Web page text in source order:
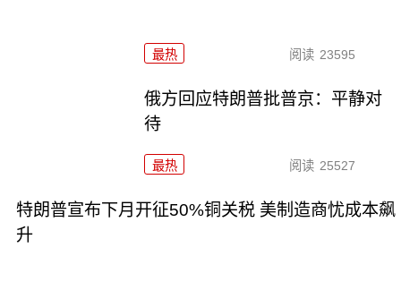
最热 阅读 23595
俄方回应特朗普批普京：平静对
待
最热 阅读 25527
特朗普宣布下月开征50%铜关税 美制造商忧成本飙
升